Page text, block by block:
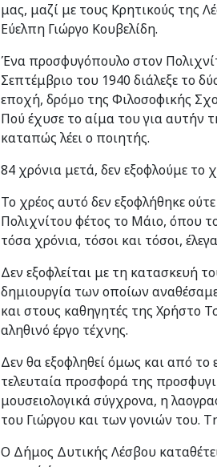
μας, μαζί με τους Κρητικούς της
Εύελπη Γιώργο Κουβελίδη.
Ένα προσφυγόπουλο στον
Σεπτέμβριο του 1940 διάλεξε το
εποχή, δρόμο της Φιλοσοφικής
Πού έχυσε το αίμα του για αυτήν
καταπώς λέει ο ποιητής.
84 χρόνια μετά, δεν εξοφλούμε το
Το χρέος αυτό δεν εξοφλήθηκε
Πολιχνίτου φέτος το Μάιο, όπου
τόσα χρόνια, τόσοι και τόσοι,
Δεν εξοφλείται με τη κατασκευή
δημιουργία των οποίων
και στους καθηγητές της Χρήστο
αληθινό έργο τέχνης.
Δεν θα εξοφληθεί όμως και από
τελευταία προσφορά της
μουσειολογικά σύγχρονα, η
του Γιώργου και των γονιών του.
Ο Δήμος Δυτικής Λέσβου